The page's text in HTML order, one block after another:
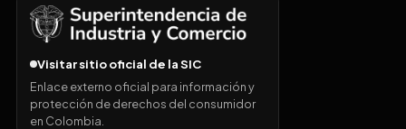
Visitar sitio oficial de la SIC
Enlace externo oficial para información y
protección de derechos del consumidor
en Colombia.